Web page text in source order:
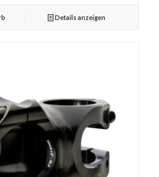
€.
Details anzeigen